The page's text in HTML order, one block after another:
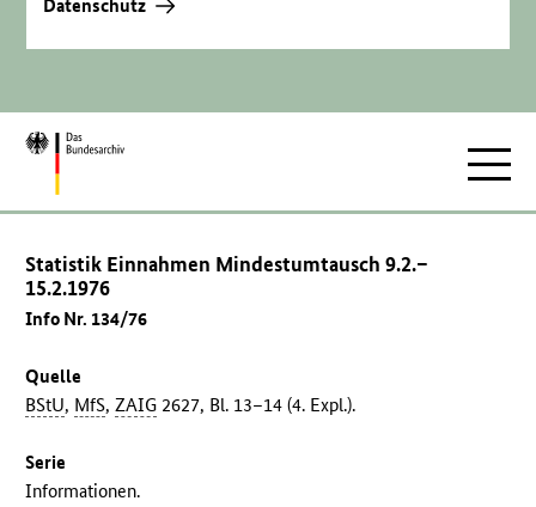
Datenschutz
Zur
Statistik Einnahmen Mindestumtausch 9.2.–
15.2.1976
Info Nr. 134/76
Quelle
BStU, MfS,ZAIG 2627, Bl. 13–14 (4. Expl.).
Serie
Informationen.